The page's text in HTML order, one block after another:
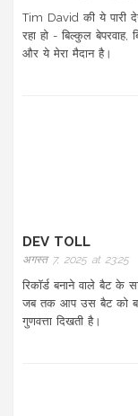
Tim David की ये पारी
रहा हो - बिल्कुल
और ये मेरा मैदान है।
DEV TOLL
अगस्त 7, 2025 at 23:25
रिकॉर्ड बनाने वाले बैट
जब तक आप उस बैट को
गुणवत्ता दिखती है।